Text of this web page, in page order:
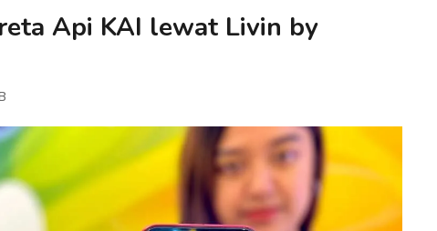
Api KAI lewat Livin by